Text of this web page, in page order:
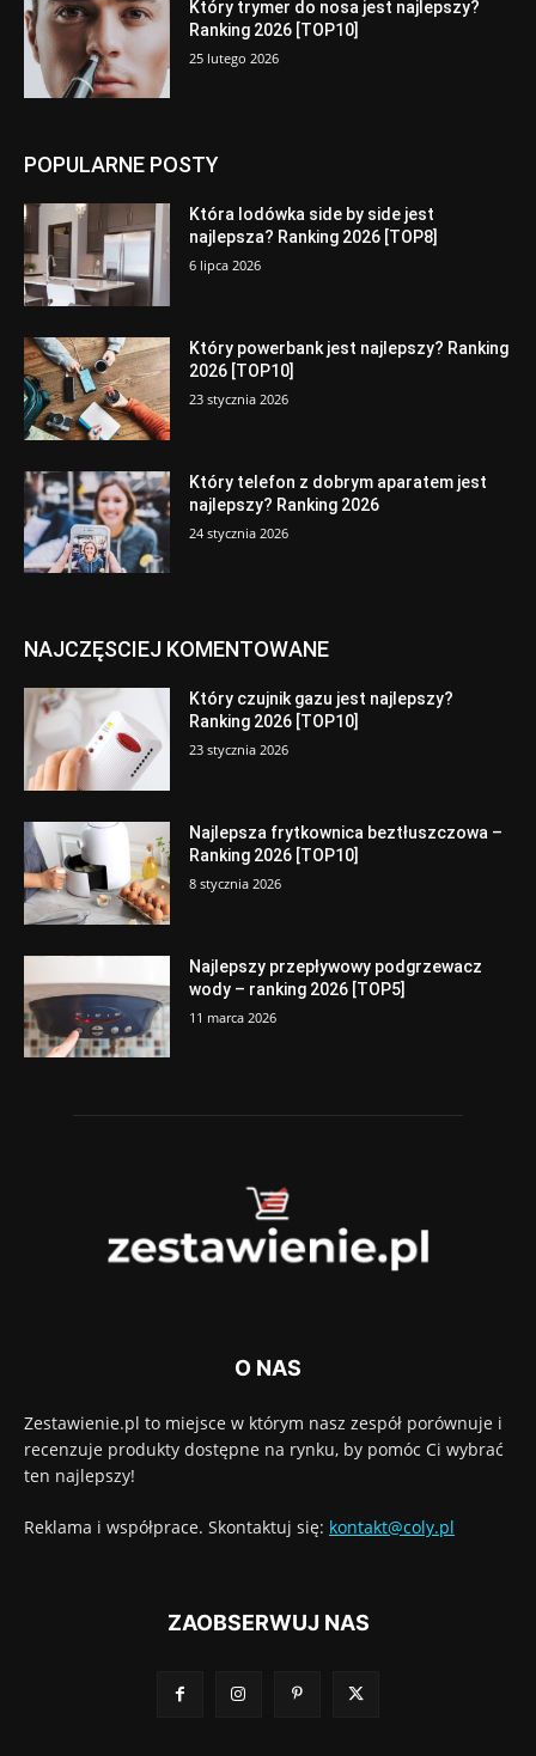
Który trymer do nosa jest najlepszy?
Ranking 2026 [TOP10]
25 lutego 2026
POPULARNE POSTY
Która lodówka side by side jest
najlepsza? Ranking 2026 [TOP8]
6 lipca 2026
Który powerbank jest najlepszy? Ranking
2026 [TOP10]
23 stycznia 2026
Który telefon z dobrym aparatem jest
najlepszy? Ranking 2026
24 stycznia 2026
NAJCZĘSCIEJ KOMENTOWANE
Który czujnik gazu jest najlepszy?
Ranking 2026 [TOP10]
23 stycznia 2026
Najlepsza frytkownica beztłuszczowa –
Ranking 2026 [TOP10]
8 stycznia 2026
Najlepszy przepływowy podgrzewacz
wody – ranking 2026 [TOP5]
11 marca 2026
O NAS
Zestawienie.pl to miejsce w którym nasz zespół porównuje i
recenzuje produkty dostępne na rynku, by pomóc Ci wybrać
ten najlepszy!
Reklama i współprace. Skontaktuj się: kontakt@coly.pl
ZAOBSERWUJ NAS